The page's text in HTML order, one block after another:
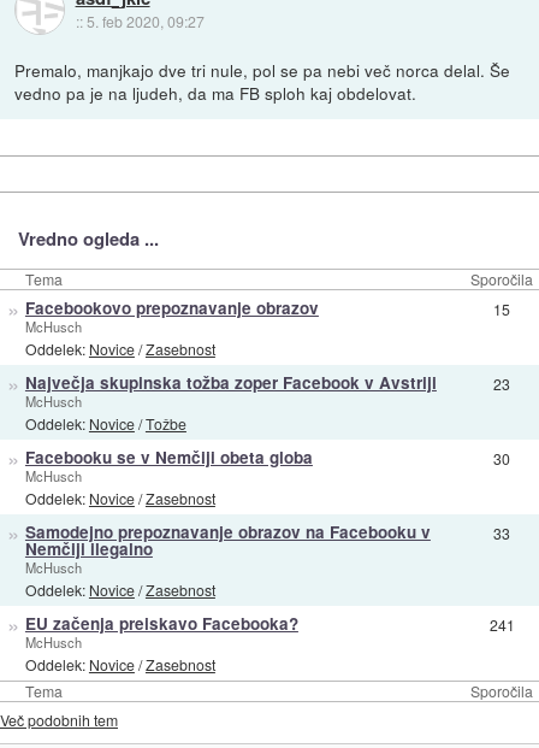
:: 5. feb 2020, 09:27
Premalo, manjkajo dve tri nule, pol se pa nebi več norca delal. Še
vedno pa je na ljudeh, da ma FB sploh kaj obdelovat.
Vredno ogleda ...
Tema Sporočila
Tema Sporočila
» Facebookovo prepoznavanje obrazov
McHusch
Oddelek: Novice/Zasebnost
15
» Največja skupinska tožba zoper Facebook v Avstriji
McHusch
Oddelek: Novice/Tožbe
23
» Facebooku se v Nemčiji obeta globa
McHusch
Oddelek: Novice/Zasebnost
30
» Samodejno prepoznavanje obrazov na Facebooku v
Nemčiji ilegalno
McHusch
Oddelek: Novice/Zasebnost
33
» EU začenja preiskavo Facebooka?
McHusch
Oddelek: Novice/Zasebnost
241
Več podobnih tem